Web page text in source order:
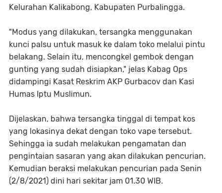
Kelurahan Kalikabong, Kabupaten PurbaIingga.
"Modus yang dilakukan, tersangka menggunakan
kunci palsu untuk masuk ke dalam toko melalui pintu
belakang. Selain itu, mencongkel gembok dengan
gunting yang sudah disiapkan," jelas Kabag Ops
didampingi Kasat Reskrim AKP Gurbacov dan Kasi
Humas Iptu Muslimun.
Dijelaskan, bahwa tersangka tinggal di tempat kos
yang lokasinya dekat dengan toko vape tersebut.
Sehingga ia sudah melakukan pengamatan dan
pengintaian sasaran yang akan dilakukan pencurian.
Kemudian beraksi melakukan pencurian pada Senin
(2/8/2021) dini hari sekitar jam 01.30 WIB.